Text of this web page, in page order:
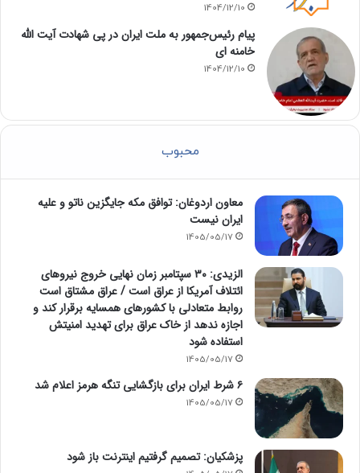
1404/12/10
پیام رئیس‌جمهور به ملت ایران در پی شهادت آیت الله
خامنه ای
1404/12/10
محبوب
معاون اردوغان: توافق مکه جایگزین ناتو و علیه
ایران نیست
1405/05/17
الزیدی: ۳۰ سپتامبر زمان نهایی خروج نیروهای
ائتلاف آمریکا از عراق است / عراق مشتاق است
روابط متعادلی با کشورهای همسایه برقرار کند و
اجازه ندهد از خاک عراق برای تهدید امنیتش
استفاده شود
1405/05/17
۶ شرط ایران برای بازگشایی تنگه هرمز اعلام شد
1405/05/17
پزشکیان: تصمیم گرفتیم اینترنت باز شود